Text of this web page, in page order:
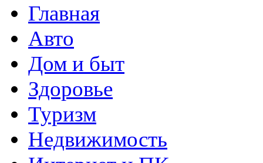
Главная
Авто
Дом и быт
Здоровье
Туризм
Недвижимость